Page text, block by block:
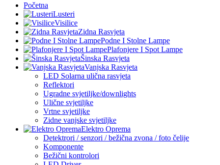
Početna
Lusteri
Visilice
Zidna Rasvjeta
Podne I Stolne Lampe
Plafonjere I Spot Lampe
Šinska Rasvjeta
Vanjska Rasvjeta
LED Solarna ulična rasvjeta
Reflektori
Ugradne svjetiljke/downlights
Ulične svjetiljke
Vrtne svjetiljke
Zidne vanjske svjetiljke
Elektro Oprema
Detektrori / senzori / bežična zvona / foto čelije
Komponente
Bežični kontrolori